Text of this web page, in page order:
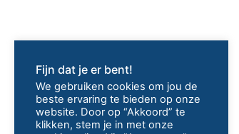
Fijn dat je er bent!
We gebruiken cookies om jou de
beste ervaring te bieden op onze
website. Door op “Akkoord” te
klikken, stem je in met onze